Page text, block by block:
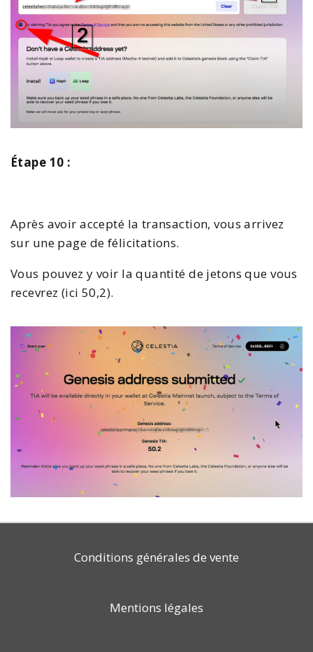
Étape 10 :
Après avoir accepté la transaction, vous arrivez
sur une page de félicitations.
Vous pouvez y voir la quantité de jetons que vous
recevrez (ici 50,2).
Conditions générales de vente
Mentions légales